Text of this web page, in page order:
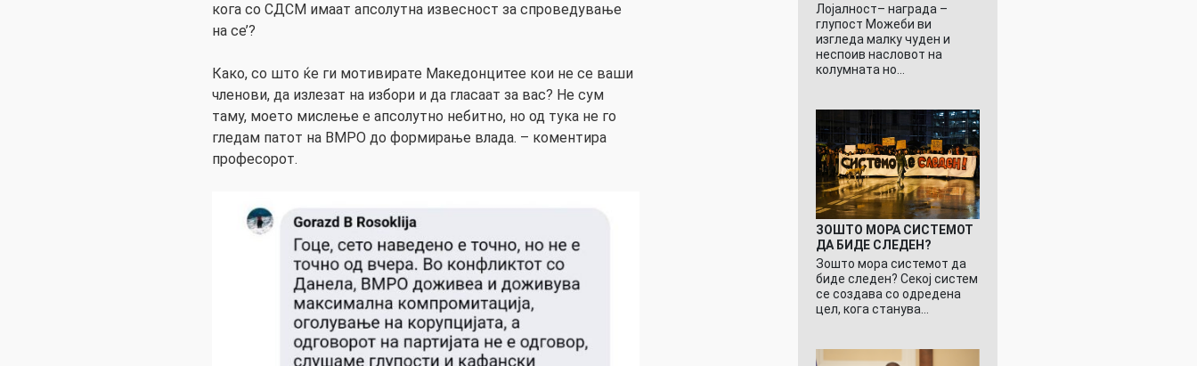
кога со СДСМ имаат апсолутна извесност за спроведување
на се’?
Како, со што ќе ги мотивирате Македонцитее кои не се ваши
членови, да излезат на избори и да гласаат за вас? Не сум
таму, моето мислење е апсолутно небитно, но од тука не го
гледам патот на ВМРО до формирање влада. – коментира
професорот.
Лојалност– награда –
глупост Можеби ви
изгледа малку чуден и
неспоив насловот на
колумната но…
ЗОШТО МОРА СИСТЕМОТ
ДА БИДЕ СЛЕДЕН?
Зошто мора системот да
биде следен? Секој систем
се создава со одредена
цел, кога станува…